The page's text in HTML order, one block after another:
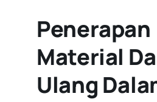
Penerapan
Material
Ulang